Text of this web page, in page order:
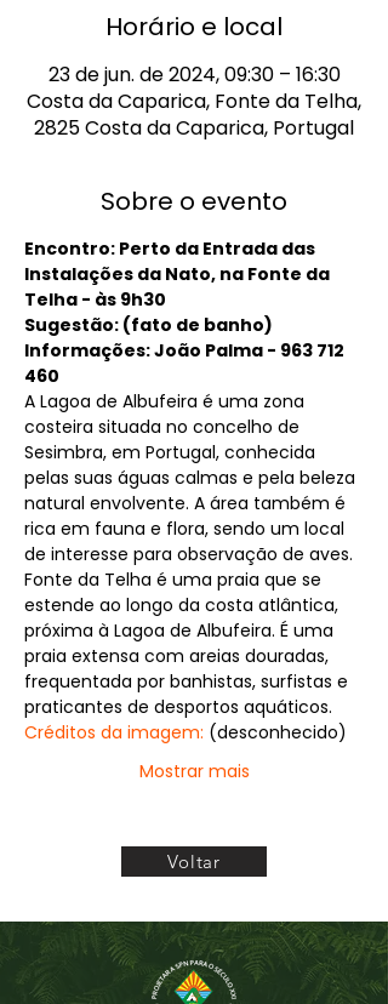
Horário e local
23 de jun. de 2024, 09:30 – 16:30
Costa da Caparica, Fonte da Telha,
2825 Costa da Caparica, Portugal
Sobre o evento
Encontro: Perto da Entrada das
Instalações da Nato, na Fonte da
Telha - às 9h30
Sugestão: (fato de banho)
Informações: João Palma - 963 712
460
A Lagoa de Albufeira é uma zona
costeira situada no concelho de
Sesimbra, em Portugal, conhecida
pelas suas águas calmas e pela beleza
natural envolvente. A área também é
rica em fauna e flora, sendo um local
de interesse para observação de aves.
Fonte da Telha é uma praia que se
estende ao longo da costa atlântica,
próxima à Lagoa de Albufeira. É uma
praia extensa com areias douradas,
frequentada por banhistas, surfistas e
praticantes de desportos aquáticos.
Créditos da imagem: (desconhecido)
Mostrar mais
Voltar